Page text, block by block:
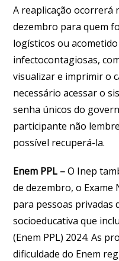
A reaplicação ocorrerá
dezembro para quem
logísticos ou
infectocontagiosas,
visualizar e imprimir o
necessário acessar o
senha únicos do
participante não
possível recuperá-la.
Enem PPL –O Inep
de dezembro, o Exame
para pessoas privadas
socioeducativa que
(Enem PPL) 2024. As
dificuldade do Enem